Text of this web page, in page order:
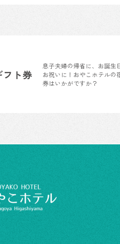
ト券
息子夫婦の帰省に、お誕生
お祝いに！おやこホテルの
券はいかがですか？